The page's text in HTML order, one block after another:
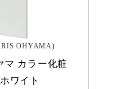
OHYAMA)
マ カラー化粧
ワイト